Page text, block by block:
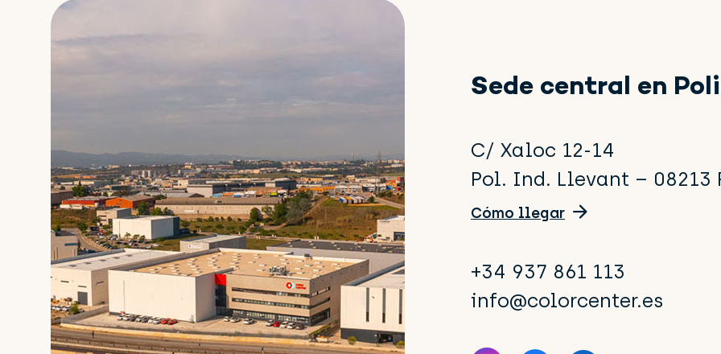
Sede central en
C/ Xaloc 12-14
Pol. Ind. Llevant – 08213
Cómo llegar
+34 937 861 113
info@colorcenter.es